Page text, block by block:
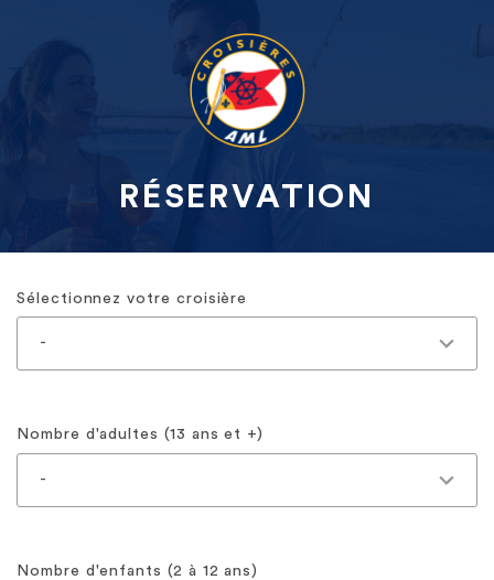
RÉSERVATION
Sélectionnez votre croisière
Nombre d'adultes (13 ans et +)
Nombre d'enfants (2 à 12 ans)